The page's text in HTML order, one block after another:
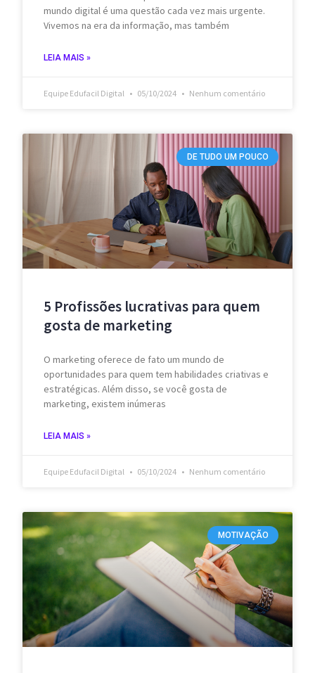
mundo digital é uma questão cada vez mais urgente.
Vivemos na era da informação, mas também
LEIA MAIS »
Equipe Edufacil Digital 05/10/2024 Nenhum comentário
DE TUDO UM POUCO
5 Profissões lucrativas para quem
gosta de marketing
O marketing oferece de fato um mundo de
oportunidades para quem tem habilidades criativas e
estratégicas. Além disso, se você gosta de
marketing, existem inúmeras
LEIA MAIS »
Equipe Edufacil Digital 05/10/2024 Nenhum comentário
MOTIVAÇÃO